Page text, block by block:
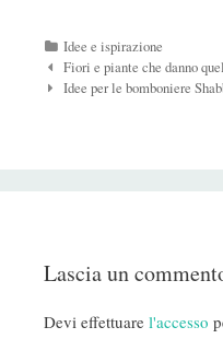
Categorie
Idee e ispirazione
Navigazione
Post
Fiori e piante che danno
Idee per le bomboniere
Lascia un
Devi effettuare l'accesso